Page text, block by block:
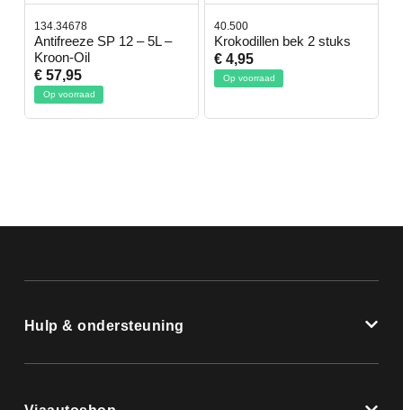
134.34678
Antifreeze SP 12 – 5L –
Kroon-Oil
€ 57,95
Op voorraad
40.500
Krokodillen bek 2 stuks
€ 4,95
Op voorraad
Hulp & ondersteuning